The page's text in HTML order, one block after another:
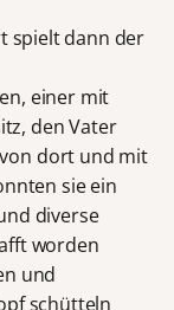
spielt dann der
einer mit
den Vater
dort und mit
sie ein
diverse
worden
und
schütteln